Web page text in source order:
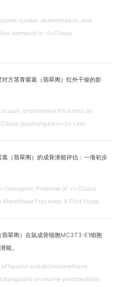
number determination, and
elements in <i>Cissus
方茎青紫葛（翡翠阁）红外干燥的影
and material thickness on
quadrangularis</i> Linn.
（翡翠阁）的成骨潜能评估：一项初步
Osteogenic Potential of <i>Cissus
Fractures: A Pilot Study.
翡翠阁）在鼠成骨细胞MC3T3-E1细胞
能。
hexane and dichloromethane
on murine preosteoblast